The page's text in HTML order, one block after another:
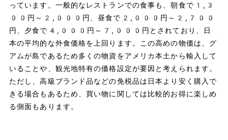
っています。一般的なレストランでの食事も、朝食で1,3
00円～2,000円、昼食で2,000円～2,700
円、夕食で4,000円～7,000円とされており、日
本の平均的な外食価格を上回ります。この高めの物価は、グ
アムが島であるため多くの物資をアメリカ本土から輸入して
いることや、観光地特有の価格設定が要因と考えられます。
ただし、高級ブランド品などの免税品は日本より安く購入で
きる場合もあるため、買い物に関しては比較的お得に楽しめ
る側面もあります。